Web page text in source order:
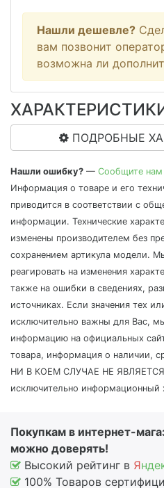
Нашли дешевле?
вам позвонит
возможна ли
ПОДРОБНЫЕ
Нашли ошибку? — Сообщите нам
Информация о товаре и его
приводится в соответствии с
информации. Технические
изменены производителем без
сохранением артикула модели.
реагировать на изменения
также на ошибки в сведениях,
источниках. Если значения тех
исключительно важны для Вас,
информацию на официальных
товара, информация о наличии,
НИ В КОЕМ СЛУЧАЕ НЕ ЯВЛЯЕТСЯ
исключительно информационный
Покупкам в интернет-
можно доверять!
Высокий рейтинг в Я
100% Товаров